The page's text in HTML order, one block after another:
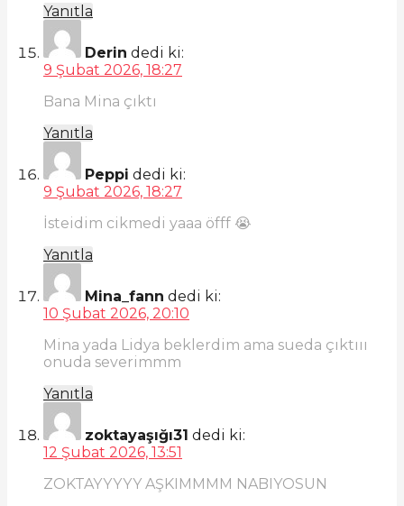
Yanıtla
Derin dedi ki:
9 Şubat 2026, 18:27
Bana Mina çıktı
Yanıtla
Peppi dedi ki:
9 Şubat 2026, 18:27
İsteidim cikmedi yaaa öfff 😭
Yanıtla
Mina_fann dedi ki:
10 Şubat 2026, 20:10
Mina yada Lidya beklerdim ama sueda çıktııı
onuda severimmm
Yanıtla
zoktayaşığı31 dedi ki:
12 Şubat 2026, 13:51
ZOKTAYYYYY AŞKIMMMM NABIYOSUN